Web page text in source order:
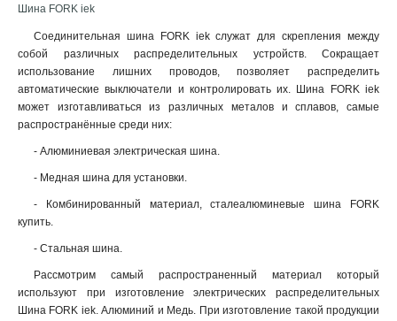
Шина FORK iek
Соединительная шина FORK iek служат для скрепления между
собой различных распределительных устройств. Сокращает
использование лишних проводов, позволяет распределить
автоматические выключатели и контролировать их. Шина FORK iek
может изготавливаться из различных металов и сплавов, самые
распространённые среди них:
- Алюминиевая электрическая шина.
- Медная шина для установки.
- Комбинированный материал, сталеалюминевые шина FORK
купить.
- Стальная шина.
Рассмотрим самый распространенный материал который
используют при изготовление электрических распределительных
Шина FORK iek. Алюминий и Медь. При изготовление такой продукции